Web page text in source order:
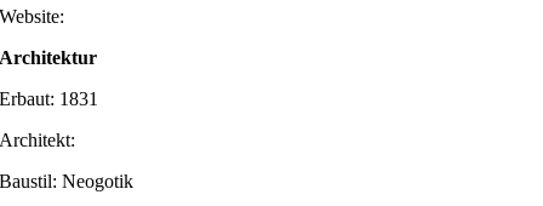
Website:
Architektur
Erbaut: 1831
Architekt:
Baustil: Neogotik